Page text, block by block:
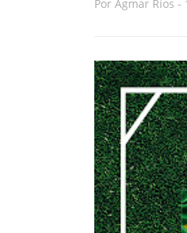
Por Agmar Rios -